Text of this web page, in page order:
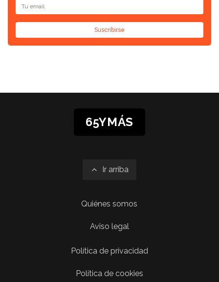
Suscribirse
65YMÁS
Ir arriba
Quiénes somos
Aviso legal
Política de privacidad
Política de cookies